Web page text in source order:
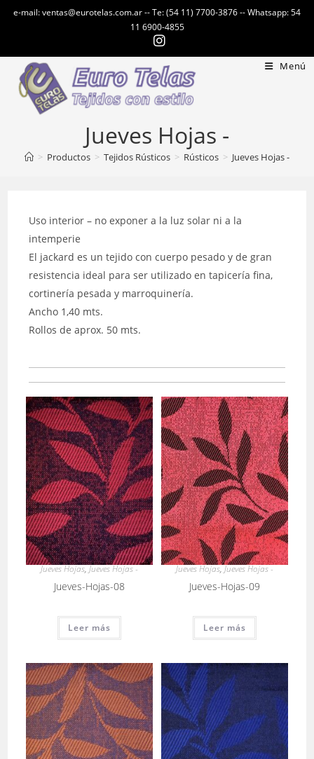
e-mail: ventas@eurotelas.com.ar -- Te: (54 11) 7700-3876 -- Whatsapp: 54
11 6900-4855
Menú
Jueves Hojas -
> Productos > Tejidos Rústicos > Rústicos > Jueves Hojas -
Uso interior – no exponer a la luz solar ni a la
intemperie
El jackard es un tejido con cuerpo pesado y de gran
resistencia ideal para ser utilizado en tapicería fina,
cortinería pesada y marroquinería.
Ancho 1,40 mts.
Rollos de aprox. 50 mts.
Jueves Hojas,Jueves Hojas -
Jueves-Hojas-08
Leer más
Jueves Hojas,Jueves Hojas -
Jueves-Hojas-09
Leer más